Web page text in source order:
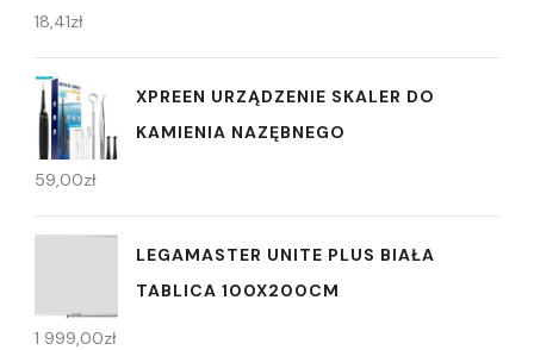
18,41zł
XPREEN URZĄDZENIE SKALER DO
KAMIENIA NAZĘBNEGO
59,00zł
LEGAMASTER UNITE PLUS BIAŁA
TABLICA 100X200CM
1 999,00zł